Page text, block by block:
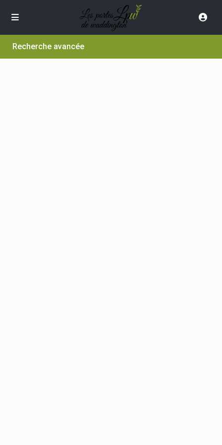
Recherche avancée